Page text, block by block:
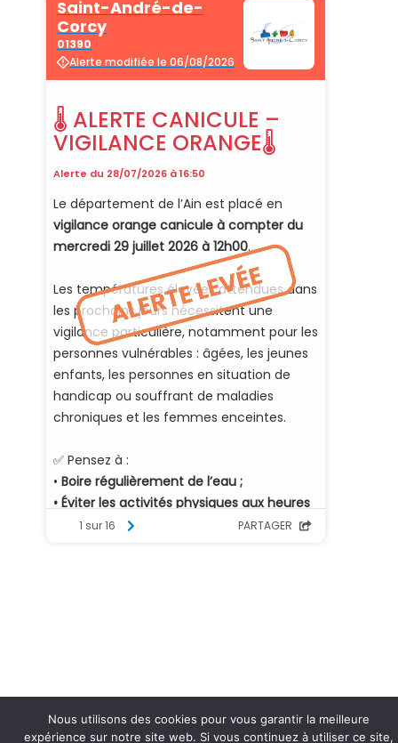
Nous utilisons des cookies pour vous garantir la meilleure
expérience sur notre site web. Si vous continuez à utiliser ce site,